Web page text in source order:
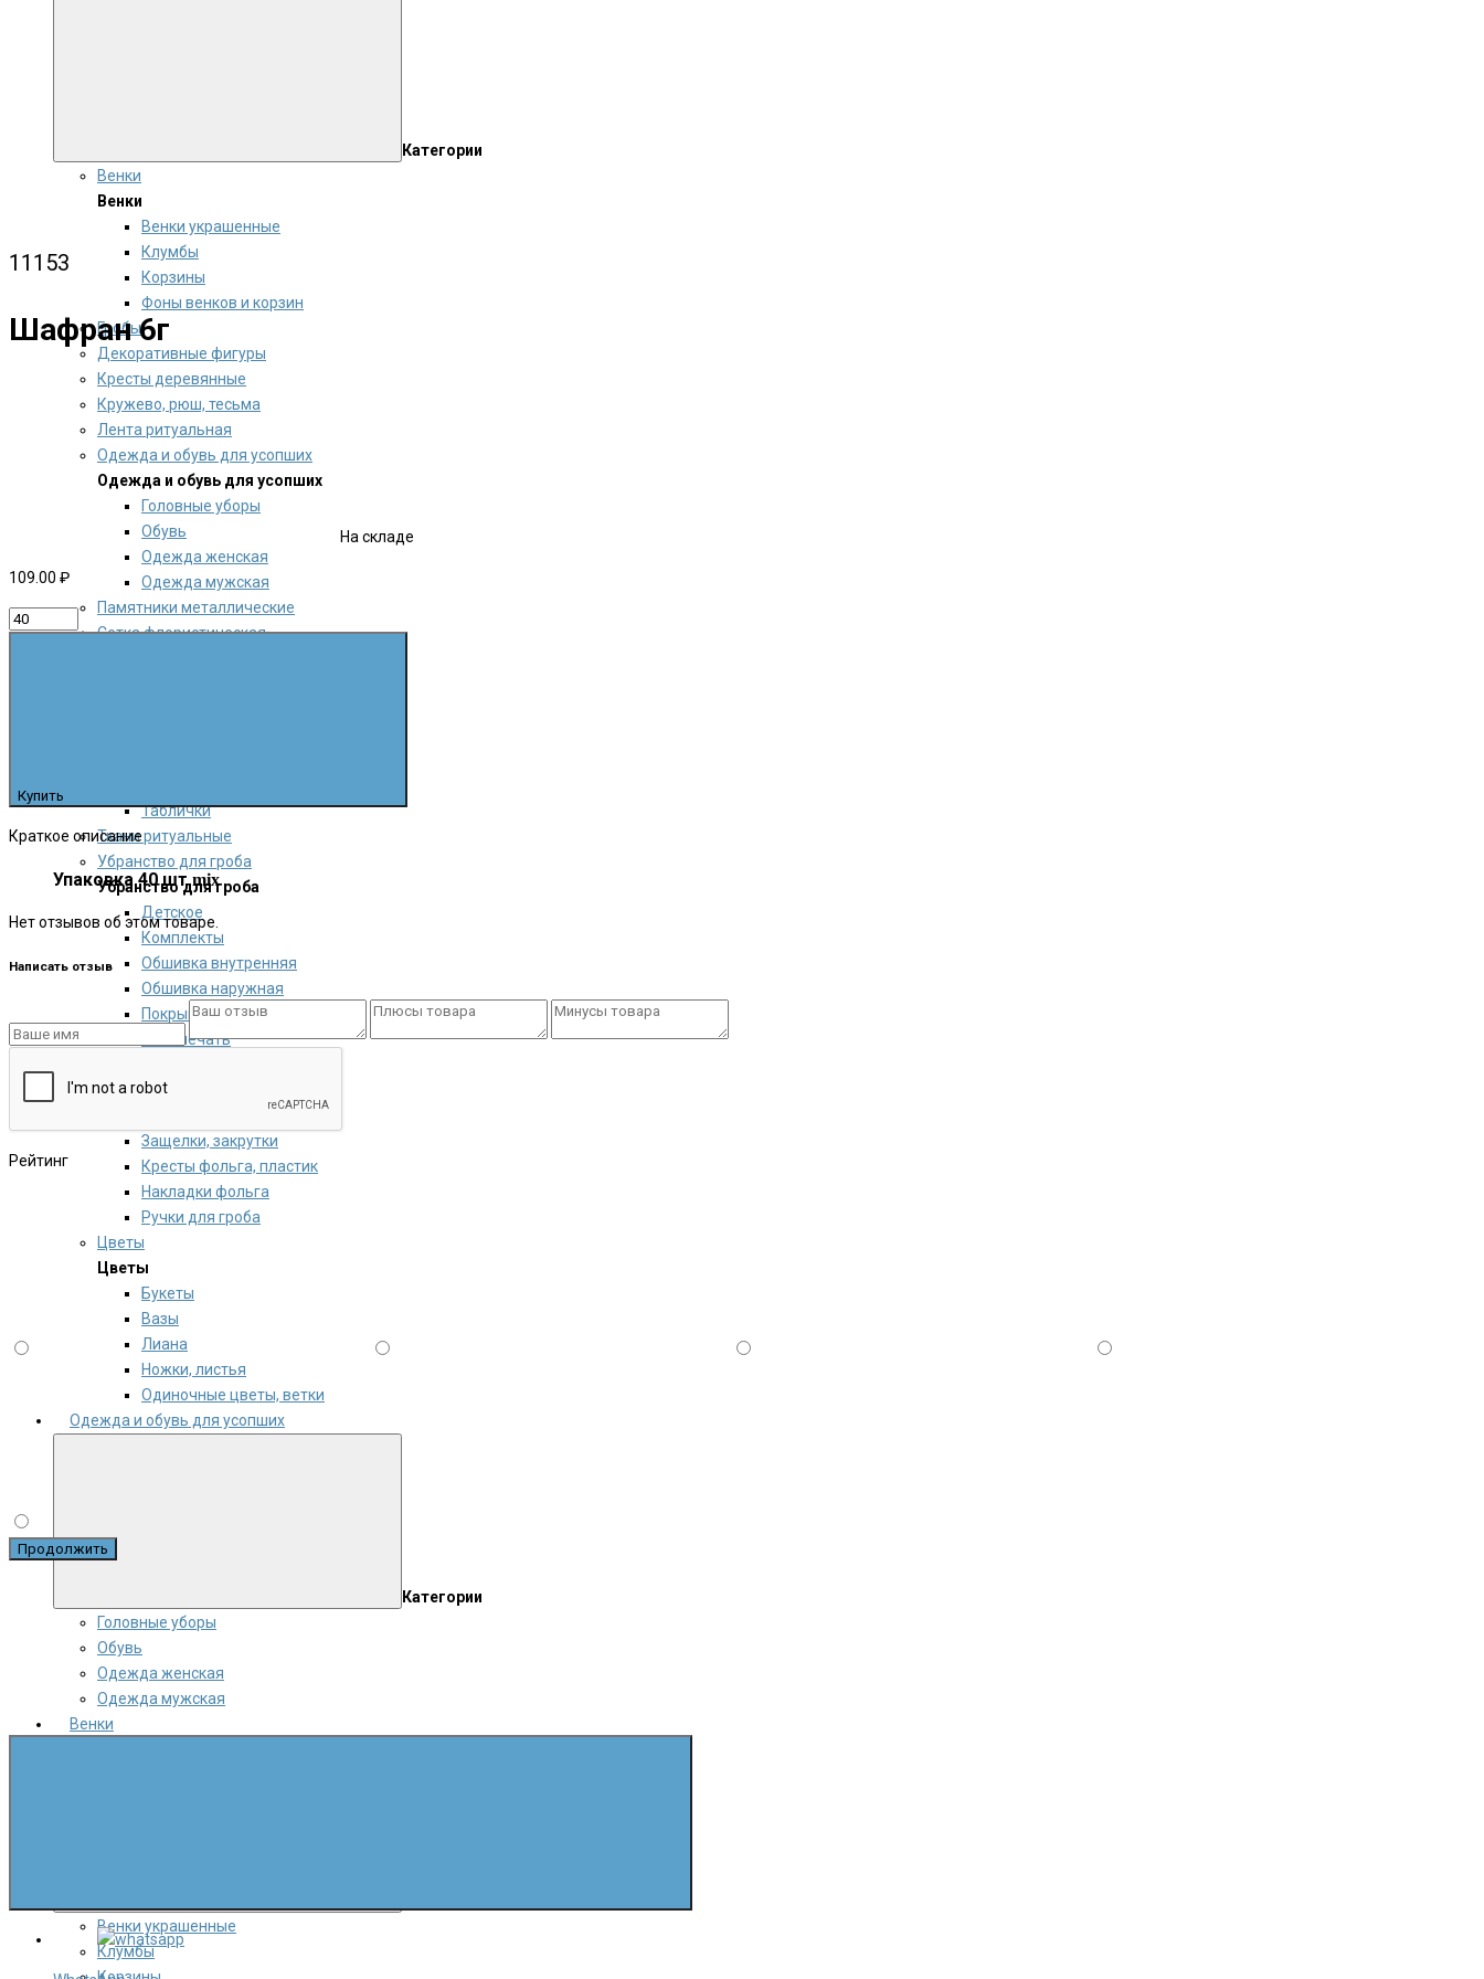
Категории
Венки
Венки
Венки украшенные
Клумбы
Корзины
Фоны венков и корзин
Гробы
Декоративные фигуры
Кресты деревянные
Кружево, рюш, тесьма
Лента ритуальная
Одежда и обувь для усопших
Одежда и обувь для усопших
Головные уборы
Обувь
Одежда женская
Одежда мужская
Памятники металлические
Сетка флористическая
Таблички
Ткани ритуальные
Убранство для гроба
Убранство для гроба
Детское
Комплекты
Обшивка внутренняя
Обшивка наружная
Покрывала и наволочки
Фотопечать
Фурнитура для гроба
Защелки, закрутки
Кресты фольга, пластик
Накладки фольга
Ручки для гроба
Цветы
Цветы
Букеты
Вазы
Лиана
Ножки, листья
Одиночные цветы, ветки
Одежда и обувь для усопших
Категории
Головные уборы
Обувь
Одежда женская
Одежда мужская
Венки
Венки украшенные
Клумбы
11153
Шафран 6г
На складе
109.00 ₽
Купить
Краткое описание
Упаковка 40 штmix
Нет отзывов об этом товаре.
Написать отзыв
Рейтинг
Продолжить